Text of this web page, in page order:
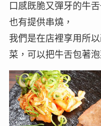
口感既脆又彈牙的牛
也有提供串燒，
我們是在店裡享用所
菜，可以把牛舌包著